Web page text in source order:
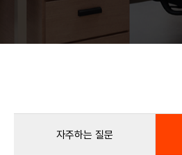
자주하는 질문